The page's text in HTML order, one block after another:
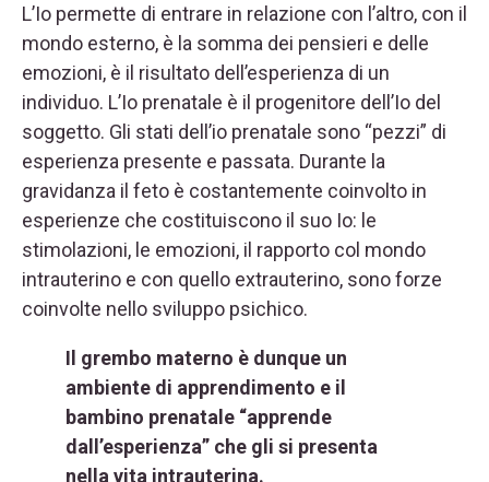
L’Io permette di entrare in relazione con l’altro, con il
mondo esterno, è la somma dei pensieri e delle
emozioni, è il risultato dell’esperienza di un
individuo. L’Io prenatale è il progenitore dell’Io del
soggetto. Gli stati dell’io prenatale sono “pezzi” di
esperienza presente e passata. Durante la
gravidanza il feto è costantemente coinvolto in
esperienze che costituiscono il suo Io: le
stimolazioni, le emozioni, il rapporto col mondo
intrauterino e con quello extrauterino, sono forze
coinvolte nello sviluppo psichico.
Il grembo materno è dunque un
ambiente di apprendimento e il
bambino prenatale “apprende
dall’esperienza” che gli si presenta
nella vita intrauterina.